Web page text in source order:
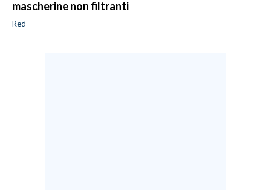
mascherine non filtranti
Red